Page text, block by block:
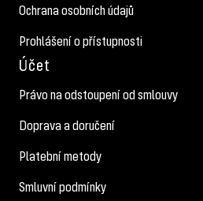
Ochrana osobních údajů
Prohlášení o přístupnosti
Účet
Právo na odstoupení od smlouvy
Doprava a doručení
Platební metody
Smluvní podmínky